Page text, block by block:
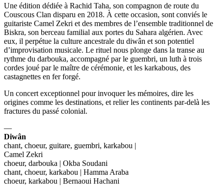
Une édition dédiée à Rachid Taha, son compagnon de route du
Couscous Clan disparu en 2018. À cette occasion, sont conviés le
guitariste Camel Zekri et des membres de l’ensemble traditionnel de
Biskra, son berceau familial aux portes du Sahara algérien. Avec
eux, il perpétue la culture ancestrale du diwân et son potentiel
d’improvisation musicale. Le rituel nous plonge dans la transe au
rythme du darbouka, accompagné par le guembri, un luth à trois
cordes joué par le maître de cérémonie, et les karkabous, des
castagnettes en fer forgé.
Un concert exceptionnel pour invoquer les mémoires, dire les
origines comme les destinations, et relier les continents par-delà les
fractures du passé colonial.
—
Diwân
chant, choeur, guitare, guembri, karkabou |
Camel Zekri
choeur, darbouka | Okba Soudani
chant, choeur, karkabou | Hamma Araba
choeur, karkabou | Bernaoui Hachani